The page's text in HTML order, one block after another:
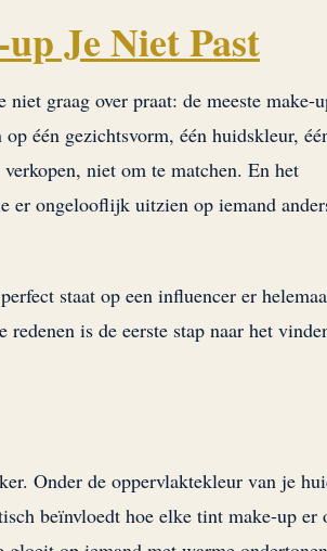
Je Niet Past
graag over praat: de meeste make-
één gezichtsvorm, één huidskleur,
niet om te matchen. En het
er ongelooflijk uitzien op iemand
staat op een influencer er
is de eerste stap naar het
Onder de oppervlaktekleur van je
beïnvloedt hoe elke tint make-up er